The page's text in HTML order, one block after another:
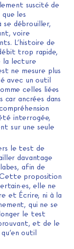
suscité de
les
se débrouiller,
voire
L’histoire de
trop rapide,
la lecture
ne mesure plus
avec un outil
celles liées
car ancrées dans
interrogée,
sur une seule
le test de
davantage
afin de
Cette proposition
elle ne
et Écrire, ni à la
qui ne se
le test
et de le
outil